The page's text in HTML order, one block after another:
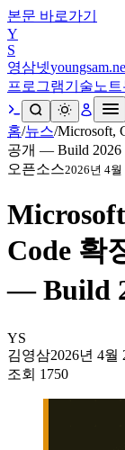
본문 바로가기
Y
S
영삼넷
프로그램기술노트
홈/뉴스/Microsoft,
공개 — Build 2026
오픈소스2026년 4월
Code 확
— Build
YS
김영삼2026년 4월
조회 1750